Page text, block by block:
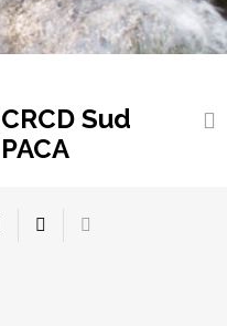
CRCD Sud
PACA